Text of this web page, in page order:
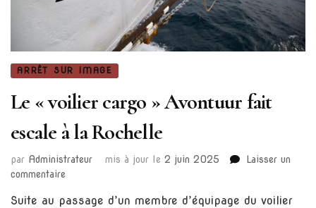
ARRÊT SUR IMAGE
Le « voilier cargo » Avontuur fait
escale à la Rochelle
par Administrateur mis à jour le 2 juin 2025
Laisser un
commentaire
« voilier
Suite au passage d’un membre d’équipage du voilier